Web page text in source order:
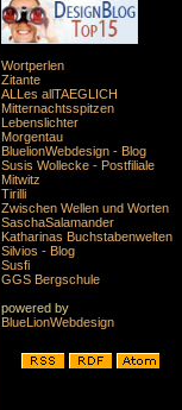
Wortperlen
Zitante
ALLes allTAEGLICH
Mitternachtsspitzen
Lebenslichter
Morgentau
BluelionWebdesign - Blog
Susis Wollecke - Postfiliale
Mitwitz
Tirilli
Zwischen Wellen und Worten
SaschaSalamander
Katharinas Buchstabenwelten
Silvios - Blog
Susfi
GGS Bergschule
powered by
BlueLionWebdesign